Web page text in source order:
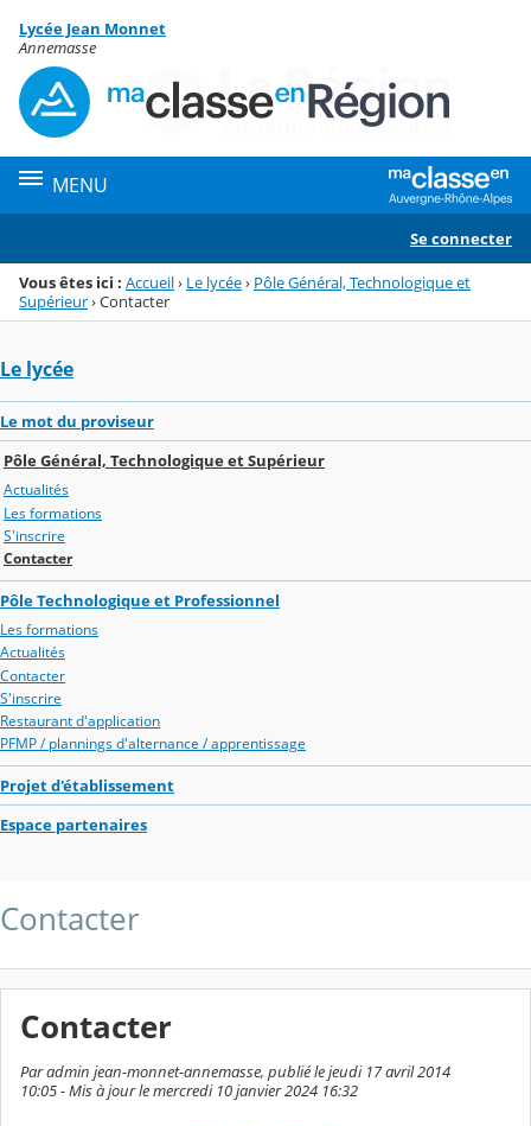
Menu de la rubrique
Contenu
Lycée Jean Monnet
Annemasse
MENU
Se connecter
Vous êtes ici : Accueil› Le lycée› Pôle Général, Technologique et
Supérieur›Contacter
Le lycée
Le mot du proviseur
Pôle Général, Technologique et Supérieur
Actualités
Les formations
S'inscrire
Contacter
Pôle Technologique et Professionnel
Les formations
Actualités
Contacter
S'inscrire
Restaurant d'application
PFMP / plannings d'alternance / apprentissage
Projet d'établissement
Espace partenaires
Contacter
Contacter
Par admin jean-monnet-annemasse, publié le jeudi 17 avril 2014
10:05 - Mis à jour le mercredi 10 janvier 2024 16:32